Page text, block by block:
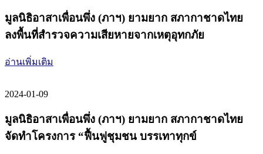
มูลนิธิอาสาเพื่อนพึ่ง (ภาฯ) ยามยาก สภากาชาดไทย
ลงพื้นที่สำรวจความเสียหายจากเหตุอุทกภัย
อ่านเพิ่มเติม
2024-01-09
มูลนิธิอาสาเพื่อนพึ่ง (ภาฯ) ยามยาก สภากาชาดไทย
จัดทำโครงการ “ฟื้นฟูชุมชน บรรเทาทุกข์